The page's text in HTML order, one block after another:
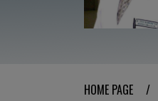
HOME PAGE /